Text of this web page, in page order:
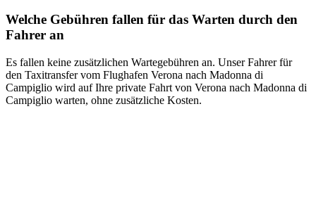
Welche Gebühren fallen für das Warten durch den
Fahrer an
Es fallen keine zusätzlichen Wartegebühren an. Unser Fahrer für
den Taxitransfer vom Flughafen Verona nach Madonna di
Campiglio wird auf Ihre private Fahrt von Verona nach Madonna di
Campiglio warten, ohne zusätzliche Kosten.